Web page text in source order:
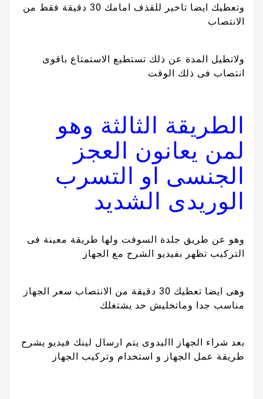
وتعطيك ايضا تاخير للقذف امامك 30 دقيقة فقط من
الانتصاب
ولاتطيل المدة عن ذلك تستطيع الاستمتاع باقوى
انتصاب فى ذلك الوقت
الطريقة الثالثة وهو
لمن يعانون العجز
الجنسى او التسرب
الوريدى الشديد
وهو عن طريق جلدة السوفت ولها طريقة معينة فى
التركيب تظهر بفيديو الشرح مع الجهاز
وهى ايضا تعطيك 30 دقيقة من الانتصاب سعر الجهاز
مناسب جدا وماتخليش حد يشتغلك
بعد شراء الجهاز االيدوى يتم ارسال لينك فيديو يشرح
طريقة عمل الجهاز و استخدام وتركيب الجهاز